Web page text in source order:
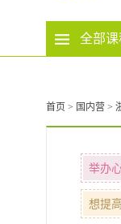
全部
首页 > 国内营 >
举办
想提